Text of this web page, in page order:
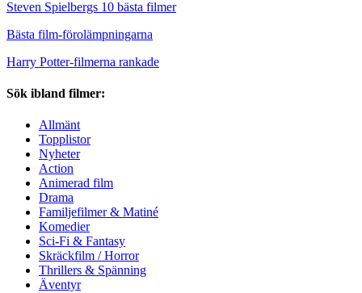
Steven Spielbergs 10 bästa filmer
Bästa film-förolämpningarna
Harry Potter-filmerna rankade
Sök ibland filmer:
Allmänt
Topplistor
Nyheter
Action
Animerad film
Drama
Familjefilmer & Matiné
Komedier
Sci-Fi & Fantasy
Skräckfilm / Horror
Thrillers & Spänning
Äventyr